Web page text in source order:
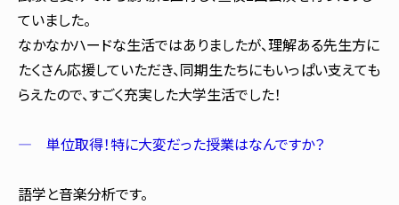
ていました。
なかなかハードな生活ではありましたが、理解ある先生方に
たくさん応援していただき、同期生たちにもいっぱい支えても
らえたので、すごく充実した大学生活でした！
― 単位取得！特に大変だった授業はなんですか？
語学と音楽分析です。